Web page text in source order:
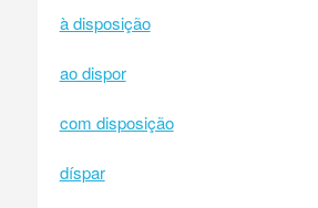
à disposição
ao dispor
com disposição
díspar